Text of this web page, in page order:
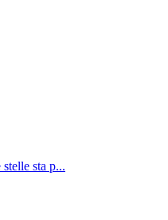
sta p...